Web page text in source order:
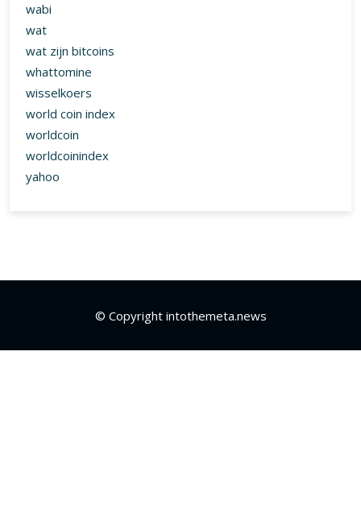
wabi
wat
wat zijn bitcoins
whattomine
wisselkoers
world coin index
worldcoin
worldcoinindex
yahoo
© Copyright intothemeta.news